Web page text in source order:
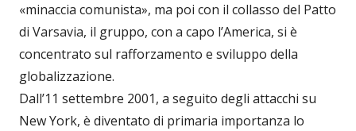
«minaccia comunista», ma poi con il collasso del Patto
di Varsavia, il gruppo, con a capo l’America, si è
concentrato sul rafforzamento e sviluppo della
globalizzazione.
Dall’11 settembre 2001, a seguito degli attacchi su
New York, è diventato di primaria importanza lo